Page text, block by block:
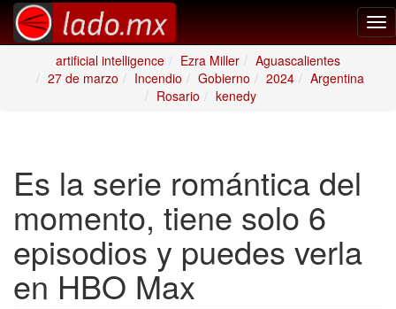
artificial intelligence
Ezra Miller
Aguascalientes
27 de marzo
Incendio Gobierno 2024
Argentina
Rosario
kenedy
Es la serie romántica del
momento, tiene solo 6
episodios y puedes verla
en HBO Max